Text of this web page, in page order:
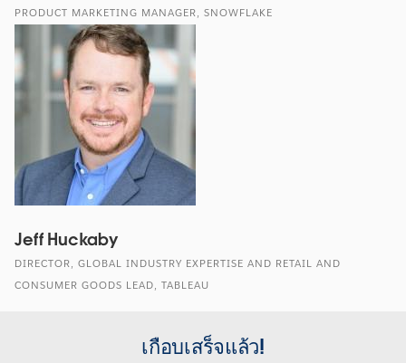
PRODUCT MARKETING MANAGER, SNOWFLAKE
Jeff Huckaby
DIRECTOR, GLOBAL INDUSTRY EXPERTISE AND RETAIL AND
CONSUMER GOODS LEAD, TABLEAU
เกือบเสร็จแล้ว!